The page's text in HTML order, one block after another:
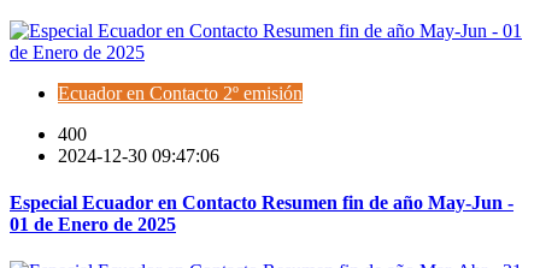
Ecuador en Contacto 2º emisión
400
2024-12-30 09:47:06
Especial Ecuador en Contacto Resumen fin de año May-Jun -
01 de Enero de 2025